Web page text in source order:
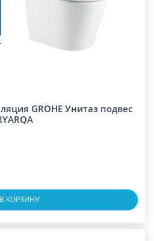
GROHE Унитаз подвес
В КОРЗИНУ